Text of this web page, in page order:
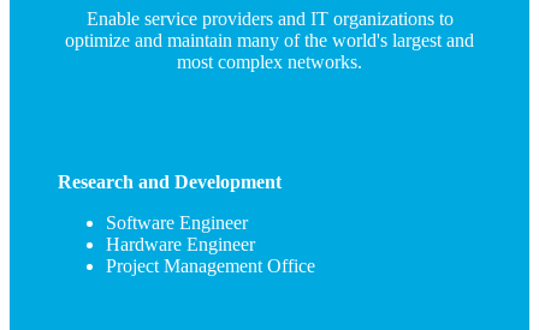
Enable service providers and IT organizations to
optimize and maintain many of the world's largest and
most complex networks.
Research and Development
Software Engineer
Hardware Engineer
Project Management Office